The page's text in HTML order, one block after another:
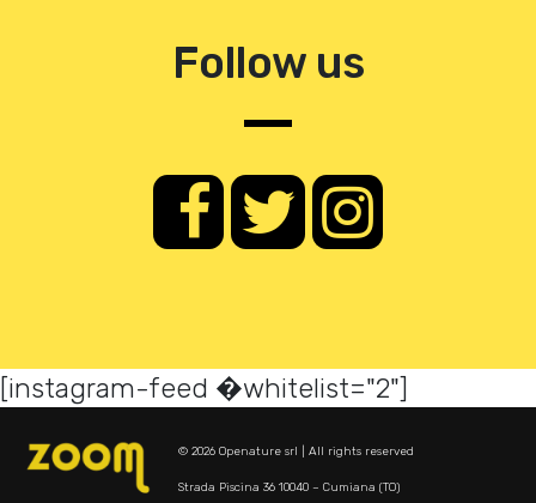
Follow us
[instagram-feed �whitelist="2"]
© 2026 Openature srl | All rights reserved
Strada Piscina 36 10040 – Cumiana (TO)